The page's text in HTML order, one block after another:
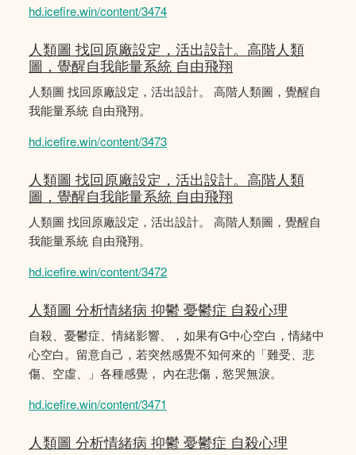
hd.icefire.win/content/3474
人類圖 找回原廠設定，活出設計。高階人類
圖，覺醒自我能量系統 自由飛翔
人類圖 找回原廠設定，活出設計。 高階人類圖，覺醒自
我能量系統 自由飛翔。
hd.icefire.win/content/3473
人類圖 找回原廠設定，活出設計。高階人類
圖，覺醒自我能量系統 自由飛翔
人類圖 找回原廠設定，活出設計。 高階人類圖，覺醒自
我能量系統 自由飛翔。
hd.icefire.win/content/3472
人類圖 分析情緒病 抑鬱 憂鬱症 自殺心理
自殺、憂鬱症、情緒影響、，如果有G中心空白，情緒中
心空白。留意自己，若突然感覺不知何來的「難受、悲
傷、空虛、」各種感覺， 內在悲傷，慾哭無淚。
hd.icefire.win/content/3471
人類圖 分析情緒病 抑鬱 憂鬱症 自殺心理